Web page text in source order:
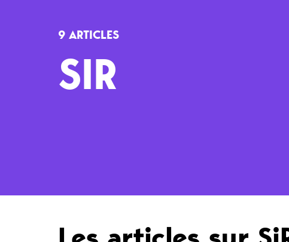
Tops
Interviews
Chroniques
9 ARTICLES
SIR